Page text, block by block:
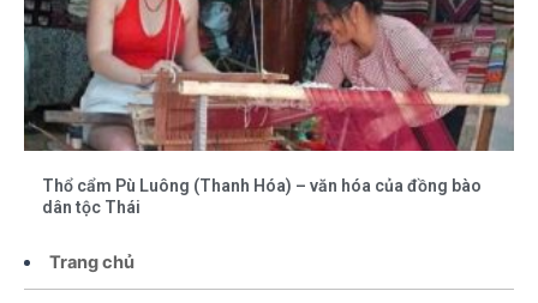
Trang chủ
Thổ cẩm Pù Luông (Thanh Hóa) – văn hóa của đồng bào
dân tộc Thái